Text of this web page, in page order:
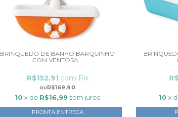
BRINQUEDO DE BANHO BARQUINHO
COM VENTOSA...
R$169,90
R$152,91 com Pix
10 x de R$16,99 sem juros
PRONTA ENTREGA
10 x